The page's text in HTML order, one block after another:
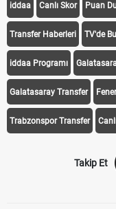
iddaa Canlı Skor Puan
Transfer Haberleri TV'de
iddaa Programı
Galatasaray Transfer
Trabzonspor Transfer
Takip Et